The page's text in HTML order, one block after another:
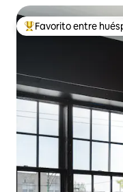
De los mejores en
Favorito entre